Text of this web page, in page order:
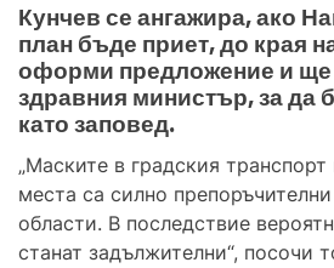
Кунчев се ангажира, ако
план бъде приет, до края
оформи предложение и ще
здравния министър, за
като заповед.
„Маските в градския
места са силно
области. В последствие
станат задължителни“, посочи